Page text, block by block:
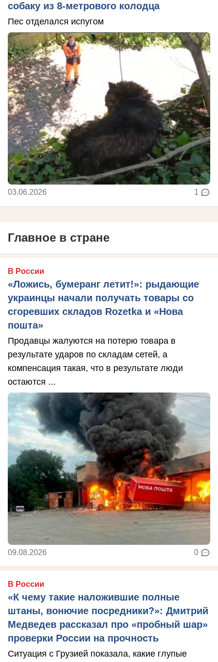
собаку из 8-метрового колодца
Пес отделался испугом
03.06.2026 1
Главное в стране
В России
«Ложись, бумеранг летит!»: рыдающие
украинцы начали получать товары со
сгоревших складов Rozetka и «Нова
пошта»
Продавцы жалуются на потерю товара в
результате ударов по складам сетей, а
компенсация такая, что в результате люди
остаются ...
09.08.2026 0
В России
«К чему такие наложившие полные
штаны, вонючие посредники?»: Дмитрий
Медведев рассказал про «пробный шар»
проверки России на прочность
Ситуация с Грузией показала, какие глупые